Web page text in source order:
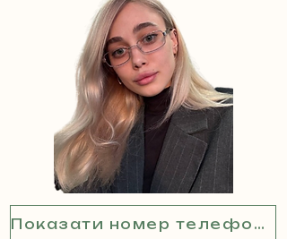
Показати номер телефону